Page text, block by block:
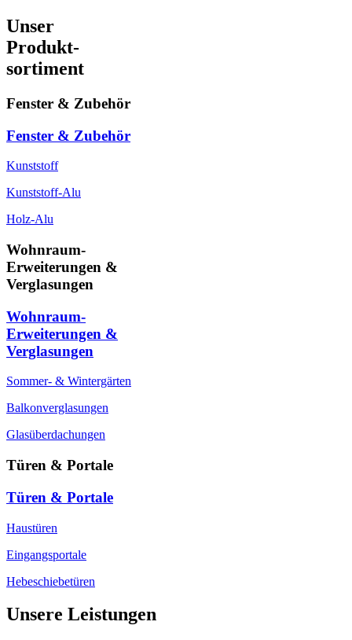
Unser
Produkt-
sortiment
Fenster & Zubehör
Fenster & Zubehör
Kunststoff
Kunststoff-Alu
Holz-Alu
Wohnraum-
Erweiterungen &
Verglasungen
Wohnraum-
Erweiterungen &
Verglasungen
Sommer- & Wintergärten
Balkonverglasungen
Glasüberdachungen
Türen & Portale
Türen & Portale
Haustüren
Eingangsportale
Hebeschiebetüren
Unsere Leistungen